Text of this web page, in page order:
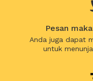
Pesan
Anda juga dapat
untuk